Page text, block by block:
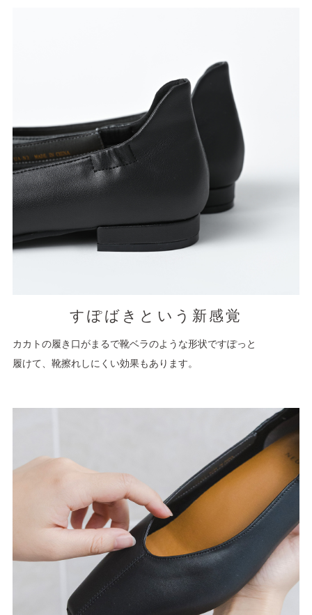
すぽばきという新感覚
カカトの履き口がまるで靴ベラのような形状ですぽっと
履けて、靴擦れしにくい効果もあります。